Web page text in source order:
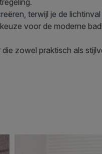
terwijl je de
voor de moderne
zowel praktisch als